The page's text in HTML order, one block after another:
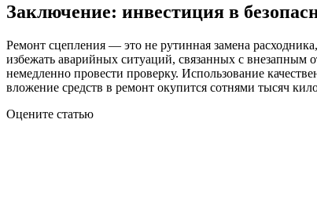
Заключение: инвестиция в
Ремонт сцепления — это не рутинная замена
избежать аварийных ситуаций, связанных с внезапным
немедленно провести проверку. Использование
вложение средств в ремонт окупится сотнями тысяч
Оцените статью